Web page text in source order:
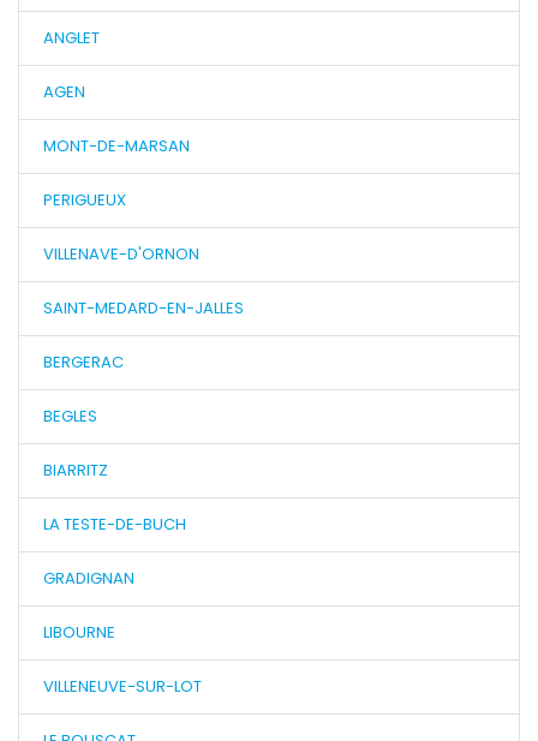
ANGLET
AGEN
MONT-DE-MARSAN
PERIGUEUX
VILLENAVE-D'ORNON
SAINT-MEDARD-EN-JALLES
BERGERAC
BEGLES
BIARRITZ
LA TESTE-DE-BUCH
GRADIGNAN
LIBOURNE
VILLENEUVE-SUR-LOT